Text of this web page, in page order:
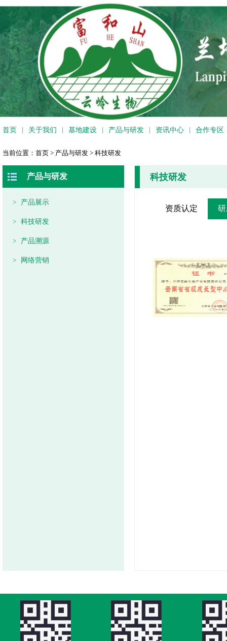
首页 | 关于我们 | 基地建设 | 产品与研发 | 资讯中心 | 合作专区
当前位置： 首页 > 产品与研发 > 科技研发
产品与研发
> 产品展示
> 科技研发
> 产品溯源
> 网络营销
科技研发
资质认定